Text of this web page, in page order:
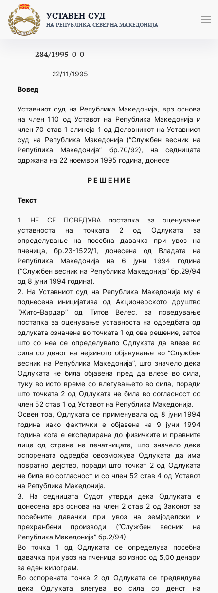
content
УСТАВЕН СУД
НА РЕПУБЛИКА СЕВЕРНА МАКЕДОНИЈА
284/1995-0-0
22/11/1995
Вовед
Уставниот суд на Република Македонија, врз основа
на член 110 од Уставот на Република Македонија и
член 70 став 1 алинеја 1 од Деловникот на Уставниот
суд на Република Македонија (“Службен весник на
Република Македонија” бр.70/92), на седницата
одржана на 22 ноември 1995 година, донесе
Р Е Ш Е Н И Е
Текст
1. НЕ СЕ ПОВЕДУВА постапка за оценување
уставноста на точката 2 од Одлуката за
определување на посебна давачка при увоз на
пченица, бр.23-1522/1, донесена од Владата на
Република Македонија на 6 јуни 1994 година
(“Службен весник на Република Македонија” бр.29/94
од 8 јуни 1994 година).
2. На Уставниот суд на Република Македонија му е
поднесена иницијатива од Акционерското друштво
“Жито-Вардар” од Титов Велес, за поведување
постапка за оценување уставноста на одредбата од
одлуката означена во точката 1 од ова решение, затоа
што со неа се определувало Одлуката да влезе во
сила со денот на нејзиното објавување во “Службен
весник на Република Македонија”, што значело дека
Одлуката не била објавена пред да влезе во сила,
туку во исто време со влегувањето во сила, поради
што точката 2 од Одлуката не била во согласност со
член 52 став 1 од Уставот на Република Македонија.
Освен тоа, Одлуката се применувала од 8 јуни 1994
година иако фактички е објавена на 9 јуни 1994
година кога е експедирана до физичките и правните
лица од страна на печатницата, што значело дека
оспорената одредба овозможува Одлуката да има
повратно дејство, поради што точкат 2 од Одлуката
не била во согласност и со член 52 став 4 од Уставот
на Република Македонија.
3. На седницата Судот утврди дека Одлуката е
донесена врз основа на член 2 став 2 од Законот за
посебните давачки при увоз на земјоделски и
прехранбени производи (“Службен весник на
Република Македонија” бр.2/94).
Во точка 1 од Одлуката се определува посебна
давачка при увоз на пченица во износ од 5,00 денари
за еден килограм.
Во оспорената точка 2 од Одлуката се предвидува
дека Одлуката влегува во сила со денот на